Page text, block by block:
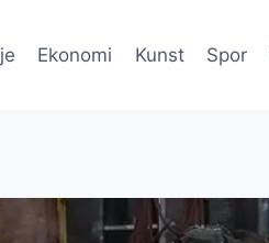
Ekonomi Kunst Spor